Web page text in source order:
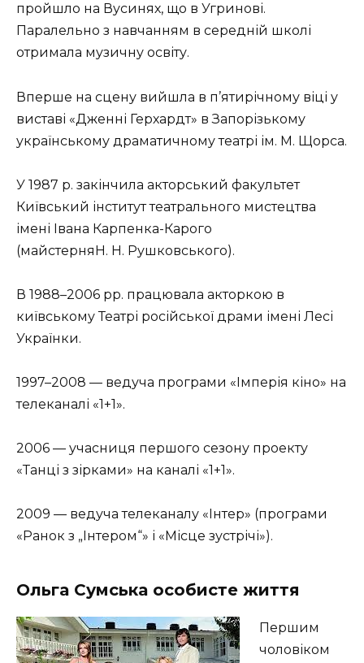
пройшло на Вусинях, що в Угринові.
Паралельно з навчанням в середній школі
отримала музичну освіту.
Вперше на сцену вийшла в п’ятирічному віці у
виставі «Дженні Герхардт» в Запорізькому
українському драматичному театрі ім. М. Щорса.
У 1987 р. закінчила акторський факультет
Київський інститут театрального мистецтва
імені Івана Карпенка-Карого
(майстерняН. Н. Рушковського).
В 1988–2006 рр. працювала акторкою в
київському Театрі російської драми імені Лесі
Українки.
1997–2008 — ведуча програми «Імперія кіно» на
телеканалі «1+1».
2006 — учасниця першого сезону проекту
«Танці з зірками» на каналі «1+1».
2009 — ведуча телеканалу «Інтер» (програми
«Ранок з „Інтером“» і «Місце зустрічі»).
Ольга Сумська особисте життя
Першим
чоловіком